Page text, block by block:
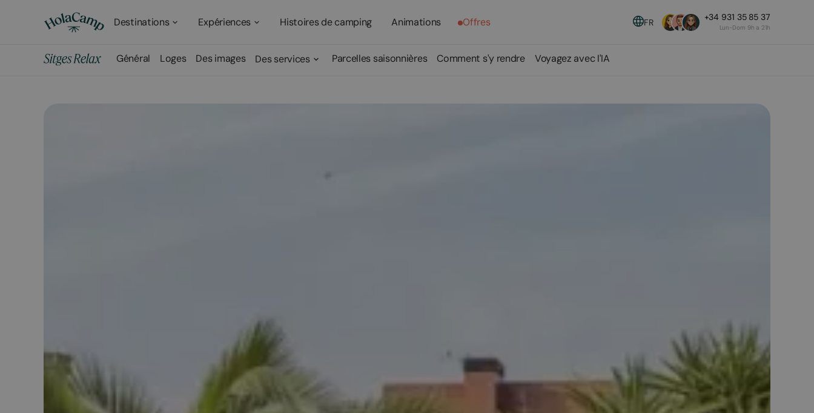
Destinations Expériences Histoires de camping Animations Offres FR +34 931 35 85 37
Lun-Dom 9h a 21h
Général Loges Des images Des services Parcelles saisonnières Comment s'y rendre Voyagez avec l'IA